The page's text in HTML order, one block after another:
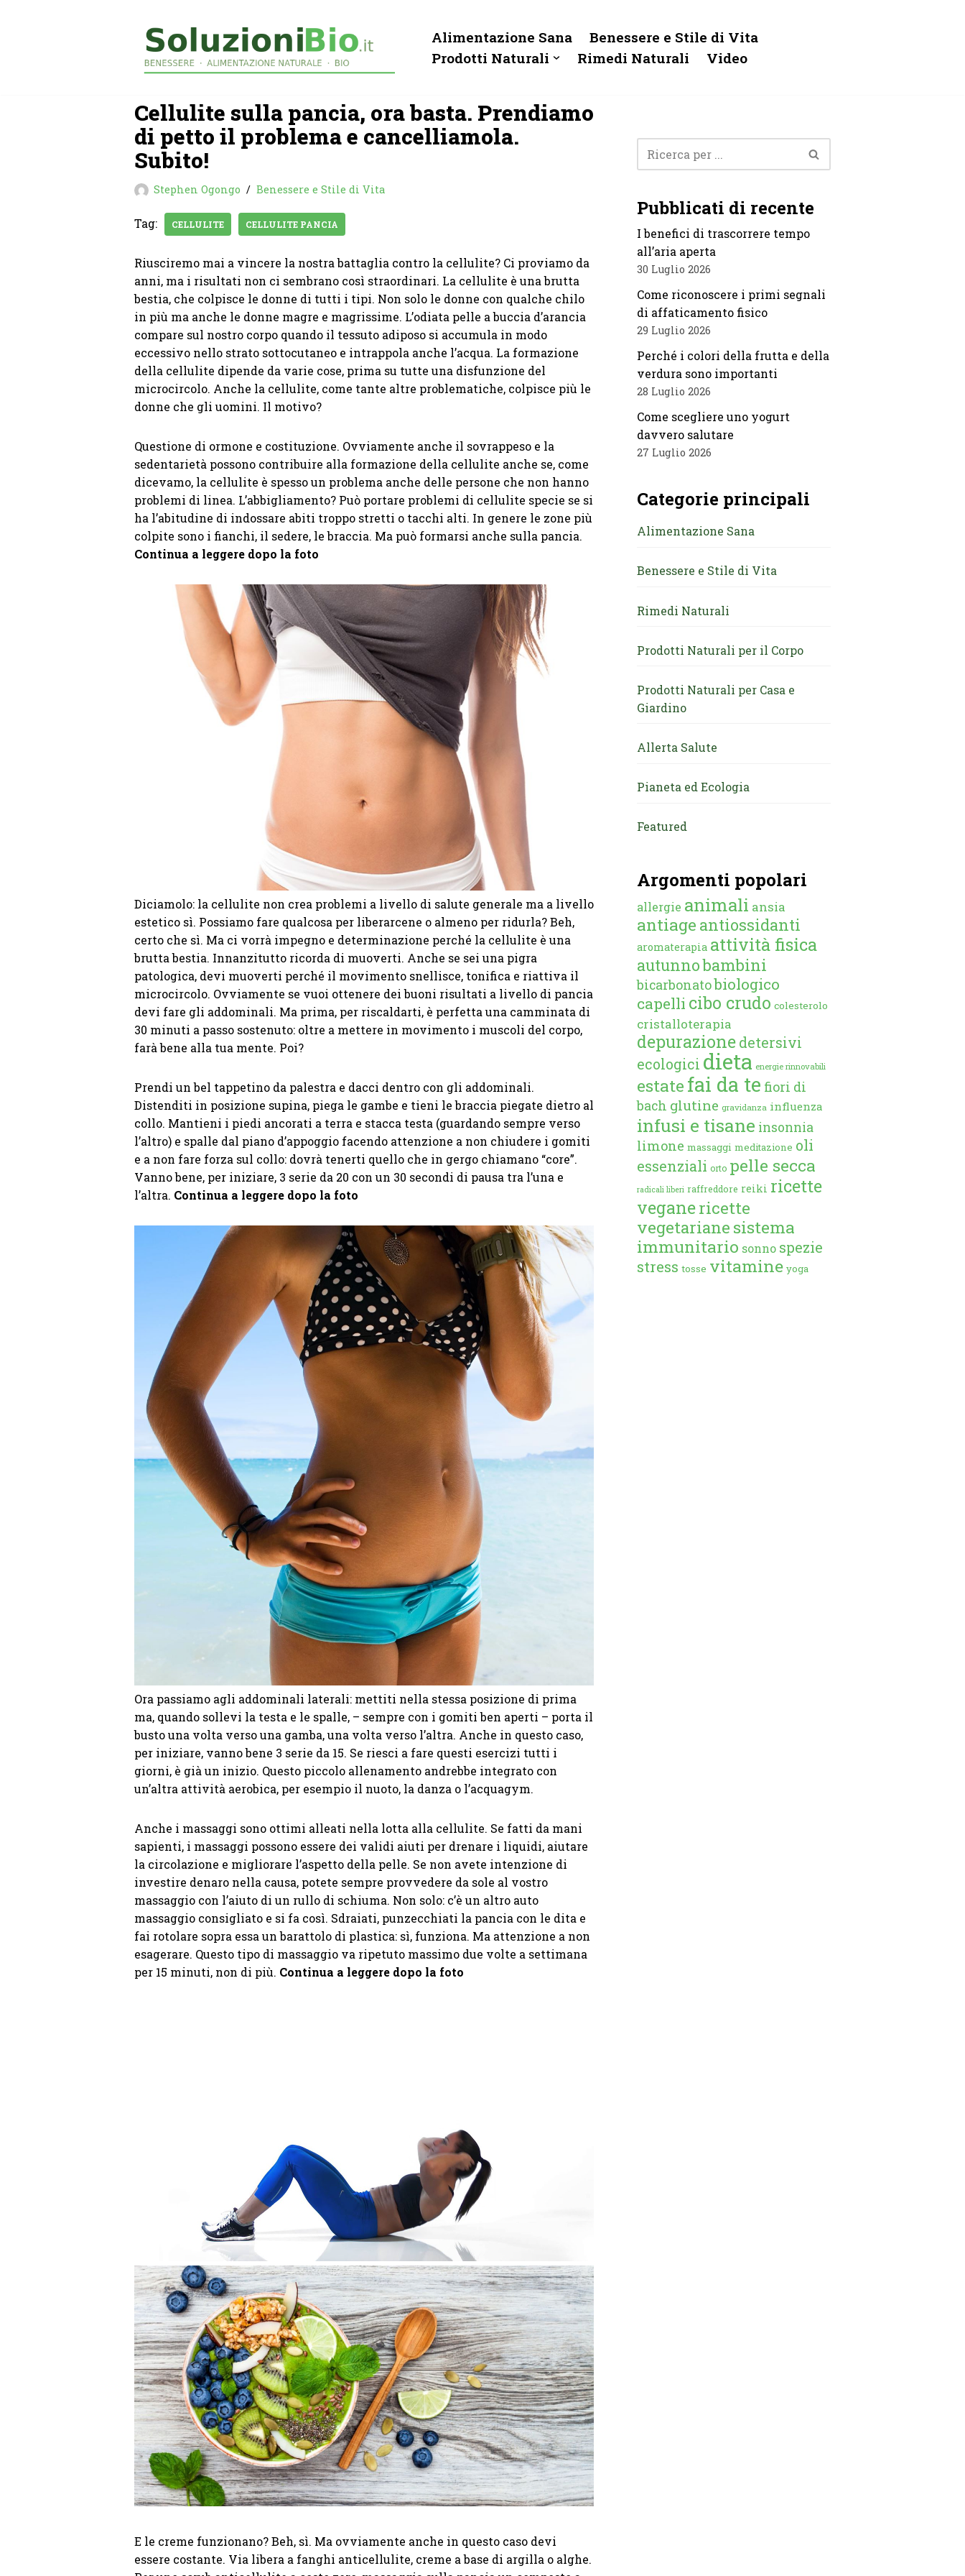
Alimentazione Sana
Benessere e Stile di Vita
Prodotti Naturali
Rimedi Naturali Video
Cellulite sulla pancia, ora basta. Prendiamo
di petto il problema e cancelliamola.
Subito!
Stephen Ogongo Benessere e Stile di Vita
Tag: CELLULITE CELLULITE PANCIA
Riusciremo mai a vincere la nostra battaglia contro la cellulite? Ci proviamo da
anni, ma i risultati non ci sembrano così straordinari. La cellulite è una brutta
bestia, che colpisce le donne di tutti i tipi. Non solo le donne con qualche chilo
in più ma anche le donne magre e magrissime. L’odiata pelle a buccia d’arancia
compare sul nostro corpo quando il tessuto adiposo si accumula in modo
eccessivo nello strato sottocutaneo e intrappola anche l’acqua. La formazione
della cellulite dipende da varie cose, prima su tutte una disfunzione del
microcircolo. Anche la cellulite, come tante altre problematiche, colpisce più le
donne che gli uomini. Il motivo?
Questione di ormone e costituzione. Ovviamente anche il sovrappeso e la
sedentarietà possono contribuire alla formazione della cellulite anche se, come
dicevamo, la cellulite è spesso un problema anche delle persone che non hanno
problemi di linea. L’abbigliamento? Può portare problemi di cellulite specie se si
ha l’abitudine di indossare abiti troppo stretti o tacchi alti. In genere le zone più
colpite sono i fianchi, il sedere, le braccia. Ma può formarsi anche sulla pancia.
Continua a leggere dopo la foto
Diciamolo: la cellulite non crea problemi a livello di salute generale ma a livello
estetico sì. Possiamo fare qualcosa per liberarcene o almeno per ridurla? Beh,
certo che sì. Ma ci vorrà impegno e determinazione perché la cellulite è una
brutta bestia. Innanzitutto ricorda di muoverti. Anche se sei una pigra
patologica, devi muoverti perché il movimento snellisce, tonifica e riattiva il
microcircolo. Ovviamente se vuoi ottenere dei buoni risultati a livello di pancia
devi fare gli addominali. Ma prima, per riscaldarti, è perfetta una camminata di
30 minuti a passo sostenuto: oltre a mettere in movimento i muscoli del corpo,
farà bene alla tua mente. Poi?
Prendi un bel tappetino da palestra e dacci dentro con gli addominali.
Distenditi in posizione supina, piega le gambe e tieni le braccia piegate dietro al
collo. Mantieni i piedi ancorati a terra e stacca testa (guardando sempre verso
l’altro) e spalle dal piano d’appoggio facendo attenzione a non chiudere i gomiti
e a non fare forza sul collo: dovrà tenerti quello che in gergo chiamano “core”.
Vanno bene, per iniziare, 3 serie da 20 con un 30 secondi di pausa tra l’una e
l’altra. Continua a leggere dopo la foto
Ora passiamo agli addominali laterali: mettiti nella stessa posizione di prima
ma, quando sollevi la testa e le spalle, – sempre con i gomiti ben aperti – porta il
busto una volta verso una gamba, una volta verso l’altra. Anche in questo caso,
per iniziare, vanno bene 3 serie da 15. Se riesci a fare questi esercizi tutti i
giorni, è già un inizio. Questo piccolo allenamento andrebbe integrato con
un’altra attività aerobica, per esempio il nuoto, la danza o l’acquagym.
Anche i massaggi sono ottimi alleati nella lotta alla cellulite. Se fatti da mani
sapienti, i massaggi possono essere dei validi aiuti per drenare i liquidi, aiutare
la circolazione e migliorare l’aspetto della pelle. Se non avete intenzione di
investire denaro nella causa, potete sempre provvedere da sole al vostro
massaggio con l’aiuto di un rullo di schiuma. Non solo: c’è un altro auto
massaggio consigliato e si fa così. Sdraiati, punzecchiati la pancia con le dita e
fai rotolare sopra essa un barattolo di plastica: sì, funziona. Ma attenzione a non
esagerare. Questo tipo di massaggio va ripetuto massimo due volte a settimana
per 15 minuti, non di più. Continua a leggere dopo la foto
E le creme funzionano? Beh, sì. Ma ovviamente anche in questo caso devi
essere costante. Via libera a fanghi anticellulite, creme a base di argilla o alghe.
Pubblicati di recente
I benefici di trascorrere tempo
all’aria aperta
30 Luglio 2026
Come riconoscere i primi segnali
di affaticamento fisico
29 Luglio 2026
Perché i colori della frutta e della
verdura sono importanti
28 Luglio 2026
Come scegliere uno yogurt
davvero salutare
27 Luglio 2026
Categorie principali
Alimentazione Sana
Benessere e Stile di Vita
Rimedi Naturali
Prodotti Naturali per il Corpo
Prodotti Naturali per Casa e
Giardino
Allerta Salute
Pianeta ed Ecologia
Featured
Argomenti popolari
allergie animali ansia
antiage antiossidanti
aromaterapia attività fisica
autunnobambini
bicarbonatobiologico
capelli cibo crudo colesterolo
cristalloterapia
depurazione detersivi
ecologici dieta energie rinnovabili
estate fai da te fiori di
bach glutine gravidanza influenza
infusi e tisane insonnia
limone massaggi meditazione oli
essenziali orto pelle secca
radicali liberi raffreddore reiki ricette
veganericette
vegetariane sistema
immunitario sonno spezie
stress tosse vitamine yoga